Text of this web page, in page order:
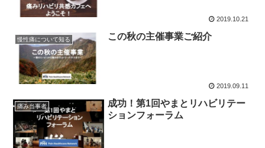
2019.10.21
慢性痛について知る この秋の主催事業ご紹介
2019.09.11
痛み当事者
成功！第1回やまとリハビリテー
ションフォーラム